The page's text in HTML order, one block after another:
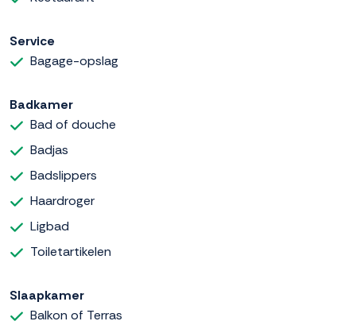
Service
Bagage-opslag
Badkamer
Bad of douche
Badjas
Badslippers
Haardroger
Ligbad
Toiletartikelen
Slaapkamer
Balkon of Terras